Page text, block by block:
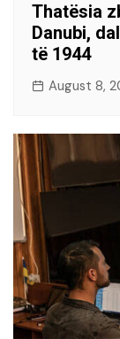
Thatësia
Danubi,
të 1944
August 8,